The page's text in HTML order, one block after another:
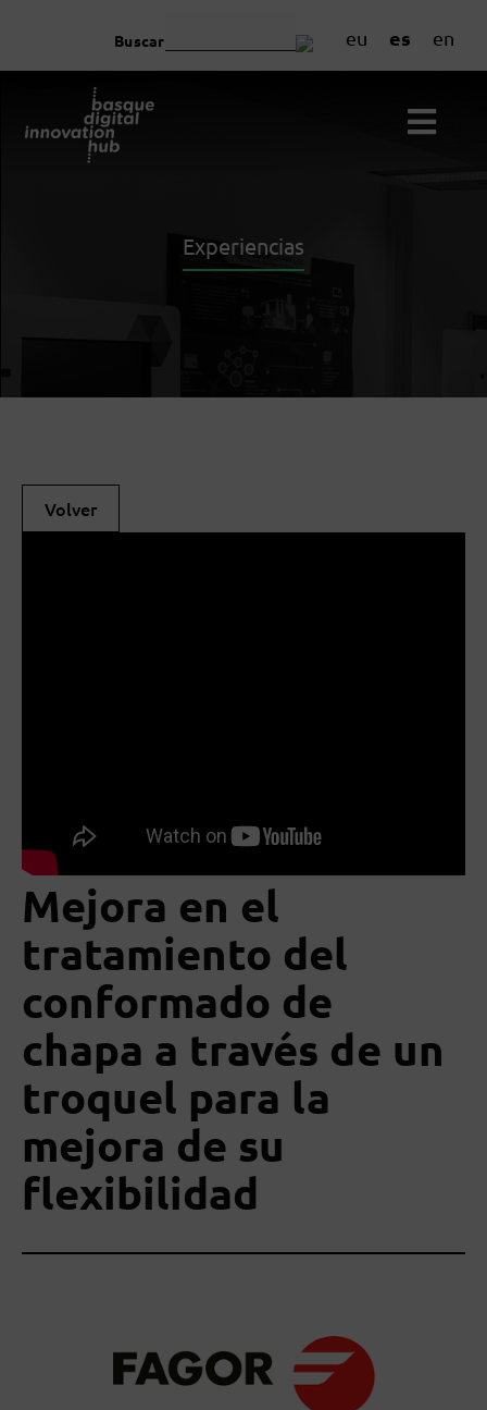
eu es en
Buscar
Experiencias
Volver
Mejora en el
tratamiento del
conformado de
chapa a través de un
troquel para la
mejora de su
flexibilidad